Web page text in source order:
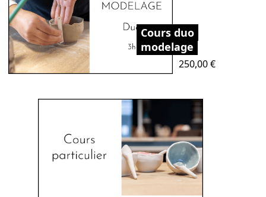
Cours duo
modelage
Prix
250,00 €